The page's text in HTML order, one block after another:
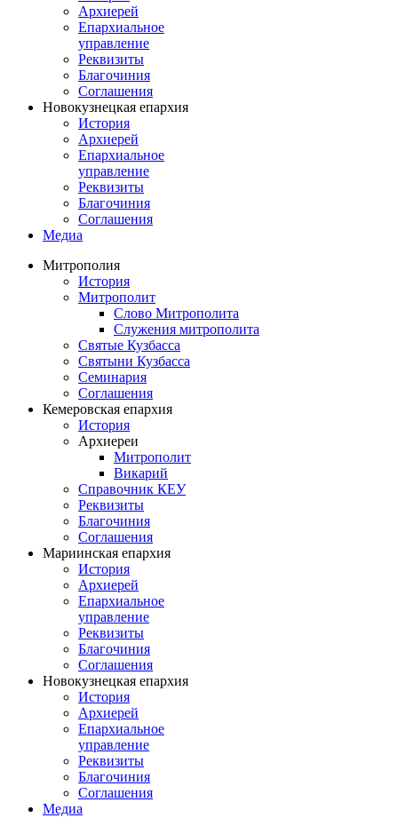
Архиерей
Епархиальное
управление
Реквизиты
Благочиния
Соглашения
Новокузнецкая епархия
История
Архиерей
Епархиальное
управление
Реквизиты
Благочиния
Соглашения
Медиа
Митрополия
История
Митрополит
Слово Митрополита
Служения митрополита
Святые Кузбасса
Святыни Кузбасса
Семинария
Соглашения
Кемеровская епархия
История
Архиереи
Митрополит
Викарий
Справочник КЕУ
Реквизиты
Благочиния
Соглашения
Мариинская епархия
История
Архиерей
Епархиальное
управление
Реквизиты
Благочиния
Соглашения
Новокузнецкая епархия
История
Архиерей
Епархиальное
управление
Реквизиты
Благочиния
Соглашения
Медиа